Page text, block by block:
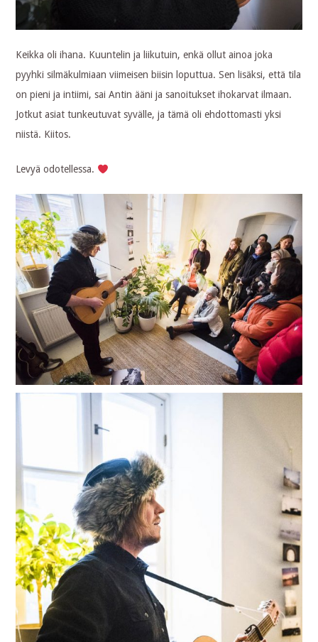
Keikka oli ihana. Kuuntelin ja liikutuin, enkä ollut ainoa joka
pyyhki silmäkulmiaan viimeisen biisin loputtua. Sen lisäksi, että tila
on pieni ja intiimi, sai Antin ääni ja sanoitukset ihokarvat ilmaan.
Jotkut asiat tunkeutuvat syvälle, ja tämä oli ehdottomasti yksi
niistä. Kiitos.
Levyä odotellessa.